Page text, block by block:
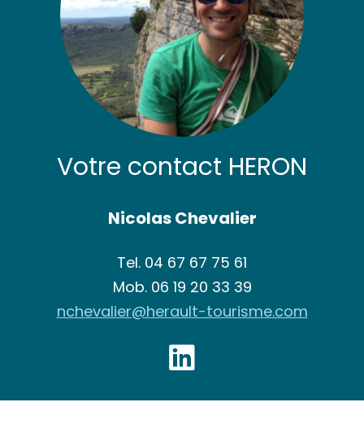
Votre contact HERON
Nicolas Chevalier
Tel. 04 67 67 75 61
Mob.06 19 20 33 39
nchevalier@herault-tourisme.com